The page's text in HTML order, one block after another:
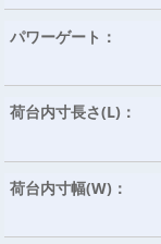
パワーゲート：
荷台内寸長さ(L)：
荷台内寸幅(W)：